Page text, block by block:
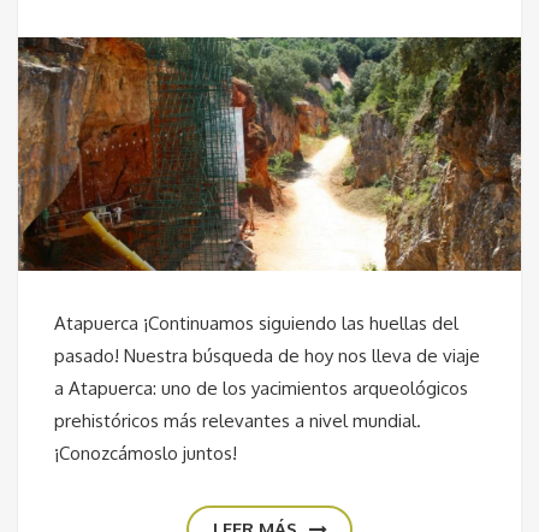
Atapuerca ¡Continuamos siguiendo las huellas del
pasado! Nuestra búsqueda de hoy nos lleva de viaje
a Atapuerca: uno de los yacimientos arqueológicos
prehistóricos más relevantes a nivel mundial.
¡Conozcámoslo juntos!